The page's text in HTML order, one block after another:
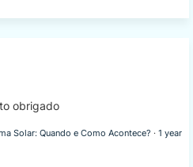
obrigado
Solar: Quando e Como Acontece? · 1 year